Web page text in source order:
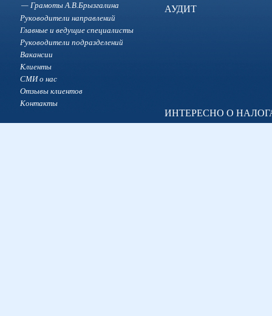
Грамоты А.В.Брызгалина
Руководители направлений
Главные и ведущие специалисты
Руководители подразделений
Вакансии
Клиенты
СМИ о нас
Отзывы клиентов
Контакты
АУДИТ
ИНТЕРЕСНО О
Налоги, люди, время